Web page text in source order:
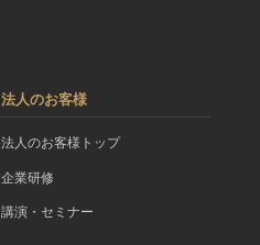
法人のお客様
法人のお客様トップ
企業研修
講演・セミナー